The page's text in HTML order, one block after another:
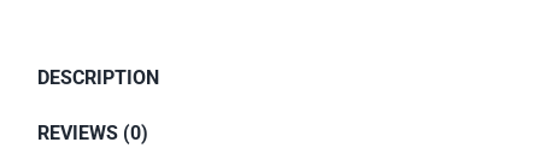
DESCRIPTION
REVIEWS (0)